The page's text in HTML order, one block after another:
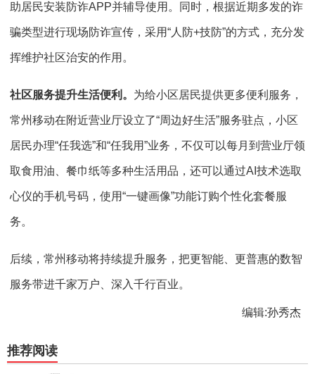
助居民安装防诈APP并辅导使用。同时，根据近期多发的诈
骗类型进行现场防诈宣传，采用“人防+技防”的方式，充分发
挥维护社区治安的作用。
社区服务提升生活便利。 为给小区居民提供更多便利服务，
常州移动在附近营业厅设立了“周边好生活”服务驻点，小区
居民办理“任我选”和“任我用”业务，不仅可以每月到营业厅领
取食用油、餐巾纸等多种生活用品，还可以通过AI技术选取
心仪的手机号码，使用“一键画像”功能订购个性化套餐服
务。
后续，常州移动将持续提升服务，把更智能、更普惠的数智
服务带进千家万户、深入千行百业。
编辑:孙秀杰
推荐阅读